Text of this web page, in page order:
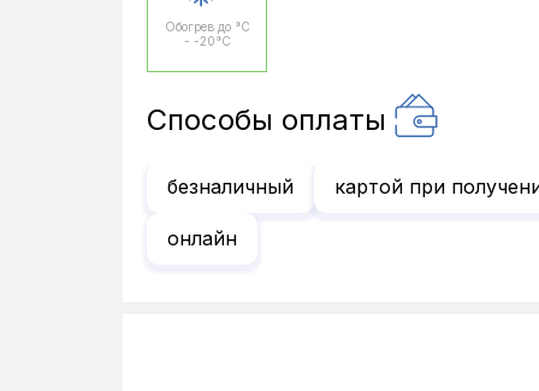
Обогрев до °C
- -20°C
Способы оплаты
безналичный картой при
онлайн